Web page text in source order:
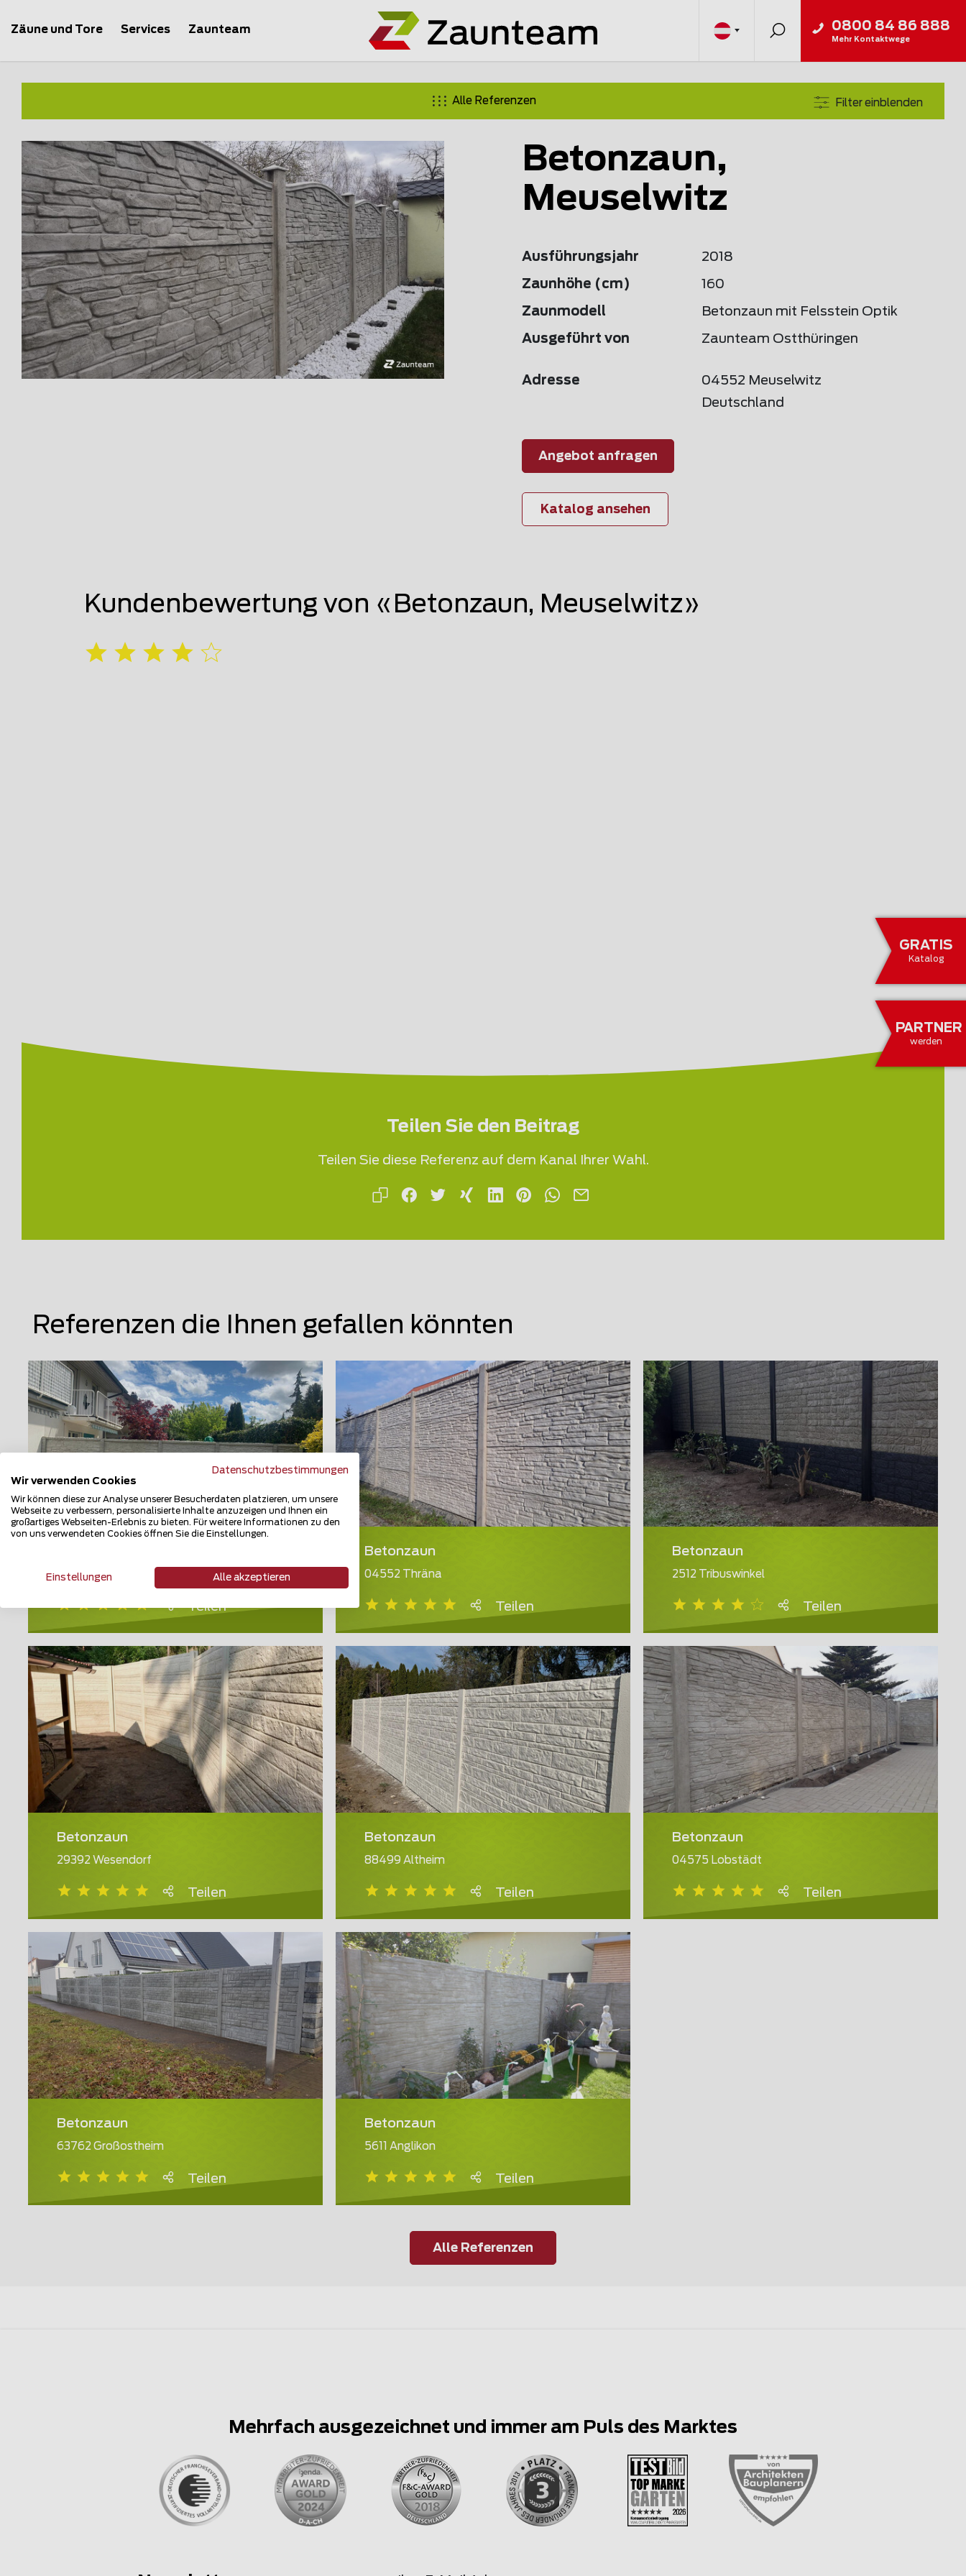
GRATIS
Katalog
PARTNER
werden
Zäune und Tore Services Zaunteam 0800 84 86 888
Mehr Kontaktwege
Alle Referenzen Filter einblenden
Betonzaun,
Meuselwitz
Ausführungsjahr 2018
Zaunhöhe (cm) 160
Zaunmodell Betonzaun mit Felsstein Optik
Ausgeführt von Zaunteam Ostthüringen
Adresse
04552 Meuselwitz
Deutschland
Angebot anfragen
Katalog ansehen
Kundenbewertung von «Betonzaun, Meuselwitz»
Teilen Sie den Beitrag
Teilen Sie diese Referenz auf dem Kanal Ihrer Wahl.
Referenzen die Ihnen gefallen könnten
5102 Rupperswil
Teilen
Betonzaun
04552 Thräna
Teilen
Betonzaun
2512 Tribuswinkel
Teilen
Betonzaun
29392 Wesendorf
Teilen
Betonzaun
88499 Altheim
Teilen
Betonzaun
04575 Lobstädt
Teilen
Betonzaun
63762 Großostheim
Teilen
Betonzaun
5611 Anglikon
Teilen
Alle Referenzen
Mehrfach ausgezeichnet und immer am Puls des Marktes
Datenschutzbestimmungen
Wir verwenden Cookies
Wir können diese zur Analyse unserer Besucherdaten platzieren, um unsere
Webseite zu verbessern, personalisierte Inhalte anzuzeigen und Ihnen ein
großartiges Webseiten-Erlebnis zu bieten. Für weitere Informationen zu den
von uns verwendeten Cookies öffnen Sie die Einstellungen.
Einstellungen Alle akzeptieren